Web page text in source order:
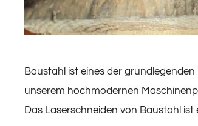
Baustahl ist eines der
unserem hochmodernen
Das Laserschneiden von Baustahl